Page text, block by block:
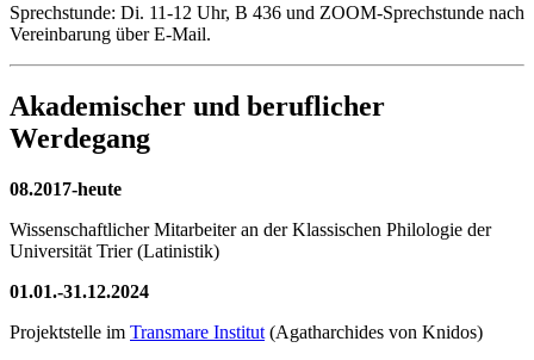
Sprechstunde: Di. 11-12 Uhr, B 436 und ZOOM-Sprechstunde nach
Vereinbarung über E-Mail.
Akademischer und beruflicher
Werdegang
08.2017-heute
Wissenschaftlicher Mitarbeiter an der Klassischen Philologie der
Universität Trier (Latinistik)
01.01.-31.12.2024
Projektstelle im Transmare Institut (Agatharchides von Knidos)